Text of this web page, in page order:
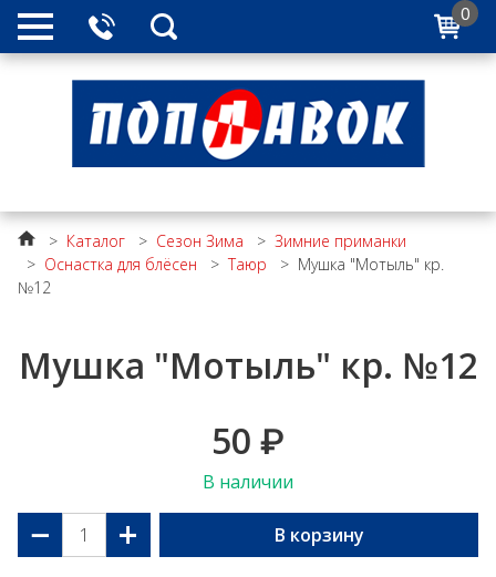
0
> Каталог > Сезон Зима > Зимние приманки
> Оснастка для блёсен >Таюр > Мушка "Мотыль" кр.
№12
Мушка "Мотыль" кр. №12
50 ₽
В наличии
− + В корзину